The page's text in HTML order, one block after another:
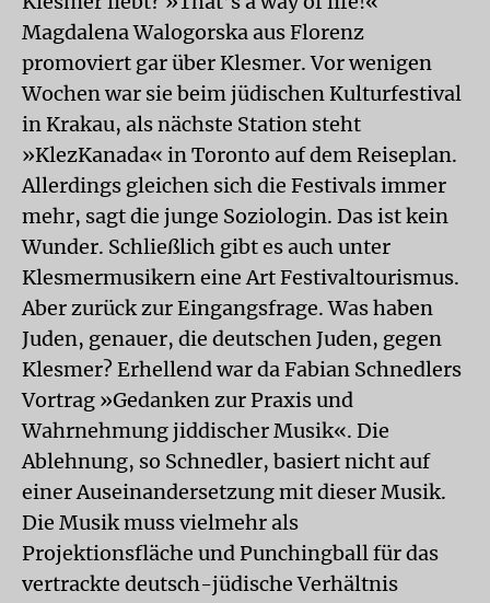
Magdalena Walogorska aus Florenz
promoviert gar über Klesmer. Vor wenigen
Wochen war sie beim jüdischen Kulturfestival
in Krakau, als nächste Station steht
»KlezKanada« in Toronto auf dem Reiseplan.
Allerdings gleichen sich die Festivals immer
mehr, sagt die junge Soziologin. Das ist kein
Wunder. Schließlich gibt es auch unter
Klesmermusikern eine Art Festivaltourismus.
Aber zurück zur Eingangsfrage. Was haben
Juden, genauer, die deutschen Juden, gegen
Klesmer? Erhellend war da Fabian Schnedlers
Vortrag »Gedanken zur Praxis und
Wahrnehmung jiddischer Musik«. Die
Ablehnung, so Schnedler, basiert nicht auf
einer Auseinandersetzung mit dieser Musik.
Die Musik muss vielmehr als
Projektionsfläche und Punchingball für das
vertrackte deutsch-jüdische Verhältnis